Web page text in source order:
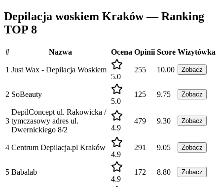
Depilacja woskiem Kraków — Ranking
TOP 8
# Nazwa Ocena Opinii Score Wizytówka
1 Just Wax - Depilacja Woskiem
5.0
255 10.00 Zobacz
2 SoBeauty
5.0
125 9.75 Zobacz
3
DepilConcept ul. Rakowicka /
tymczasowy adres ul.
Dwernickiego 8/2
4.9
479 9.30 Zobacz
4 Centrum Depilacja.pl Kraków
4.9
291 9.05 Zobacz
5 Babalab
4.9
172 8.80 Zobacz